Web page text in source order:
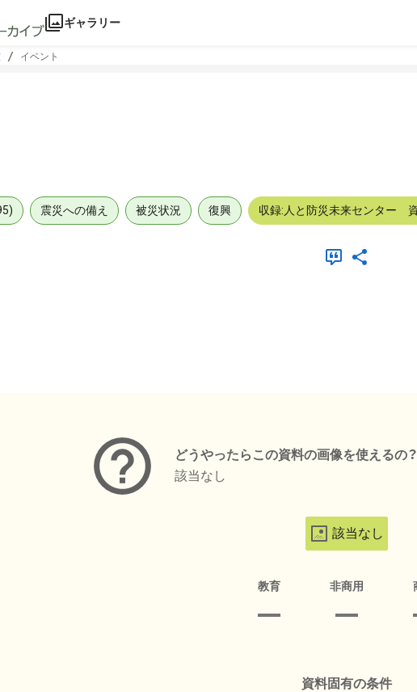
ギャラリー
イベント
震災への備え 被災状況 復興 収録:人と防災未来センター
どうやったらこの資料の画像を使えるの？
該当なし
該当なし
教育 非商用
資料固有の条件